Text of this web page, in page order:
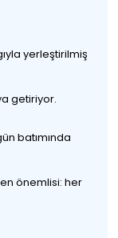
yerleştirilmiş
getiriyor.
batımında
önemlisi: her